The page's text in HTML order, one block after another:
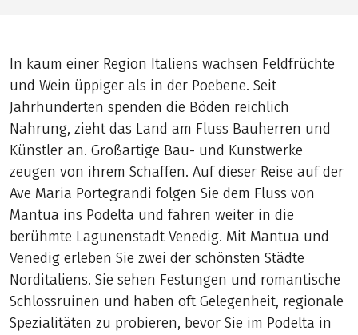
In kaum einer Region Italiens wachsen Feldfrüchte
und Wein üppiger als in der Poebene. Seit
Jahrhunderten spenden die Böden reichlich
Nahrung, zieht das Land am Fluss Bauherren und
Künstler an. Großartige Bau- und Kunstwerke
zeugen von ihrem Schaffen. Auf dieser Reise auf der
Ave Maria Portegrandi folgen Sie dem Fluss von
Mantua ins Podelta und fahren weiter in die
berühmte Lagunenstadt Venedig. Mit Mantua und
Venedig erleben Sie zwei der schönsten Städte
Norditaliens. Sie sehen Festungen und romantische
Schlossruinen und haben oft Gelegenheit, regionale
Spezialitäten zu probieren, bevor Sie im Podelta in